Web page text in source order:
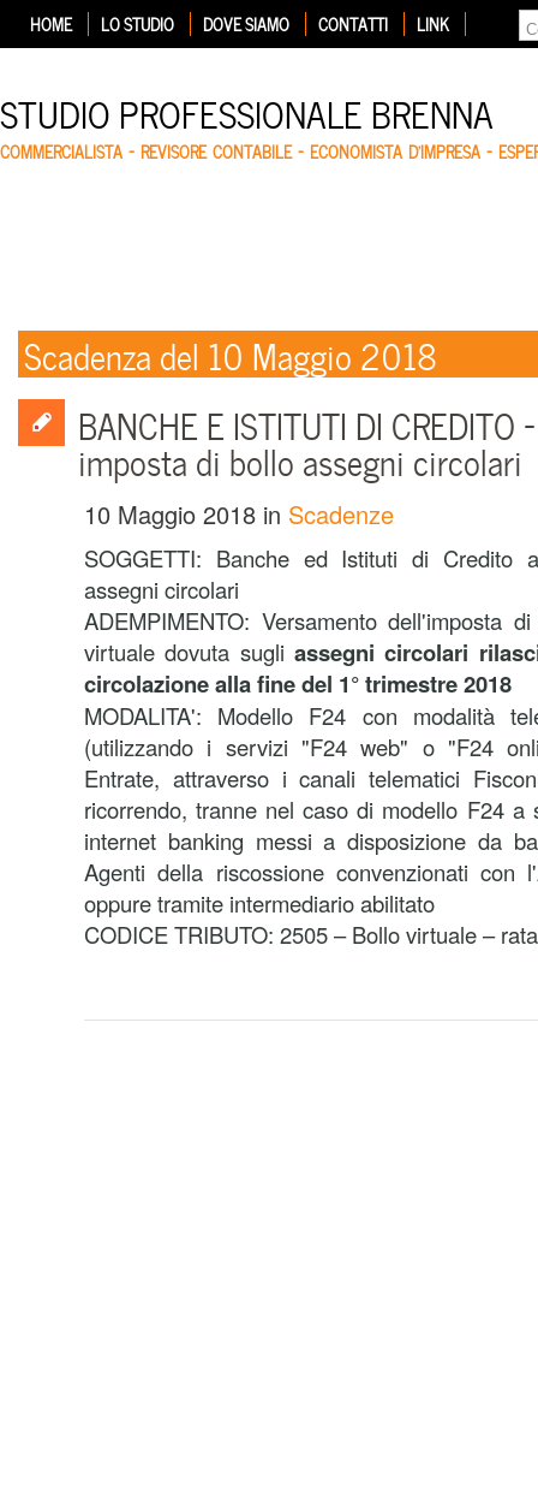
HOME LO STUDIO DOVE SIAMO CONTATTI LINK
STUDIO PROFESSIONALE BRENNA
COMMERCIALISTA – REVISORE CONTABILE – ECONOMISTA D'IMPRESA –
Scadenza del 10 Maggio 2018
BANCHE E ISTITUTI DI CREDITO
imposta di bollo assegni circolari
10 Maggio 2018 in Scadenze
SOGGETTI: Banche ed Istituti di Credito
assegni circolari
ADEMPIMENTO: Versamento dell'imposta
virtuale dovuta sugli assegni circolari
circolazione alla fine del 1° trimestre 2018
MODALITA': Modello F24 con modalità
(utilizzando i servizi "F24 web" o "F24
Entrate, attraverso i canali telematici
ricorrendo, tranne nel caso di modello F24
internet banking messi a disposizione da
Agenti della riscossione convenzionati con
oppure tramite intermediario abilitato
CODICE TRIBUTO: 2505 – Bollo virtuale – rata